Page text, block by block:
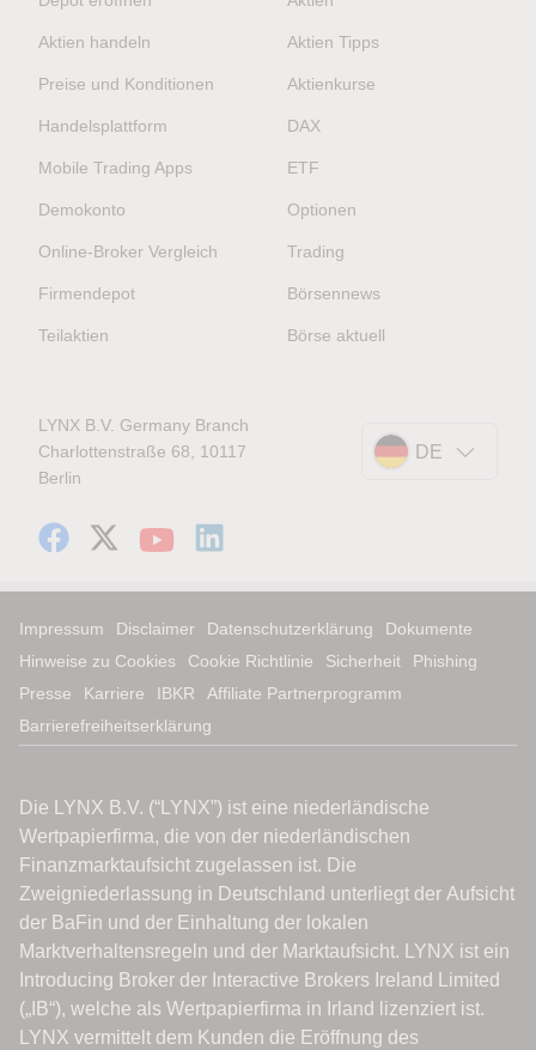
Aktien handeln
Preise und Konditionen
Handelsplattform
Mobile Trading Apps
Demokonto
Online-Broker Vergleich
Firmendepot
Teilaktien
Aktien Tipps
Aktienkurse
DAX
ETF
Optionen
Trading
Börsennews
Börse aktuell
LYNX B.V. Germany Branch
Charlottenstraße 68, 10117
Berlin
DE
Impressum Disclaimer Datenschutzerklärung
Dokumente
Hinweise zu Cookies
Cookie Richtlinie Sicherheit
Phishing
Presse
Karriere IBKR
Affiliate Partnerprogramm
Barrierefreiheitserklärung